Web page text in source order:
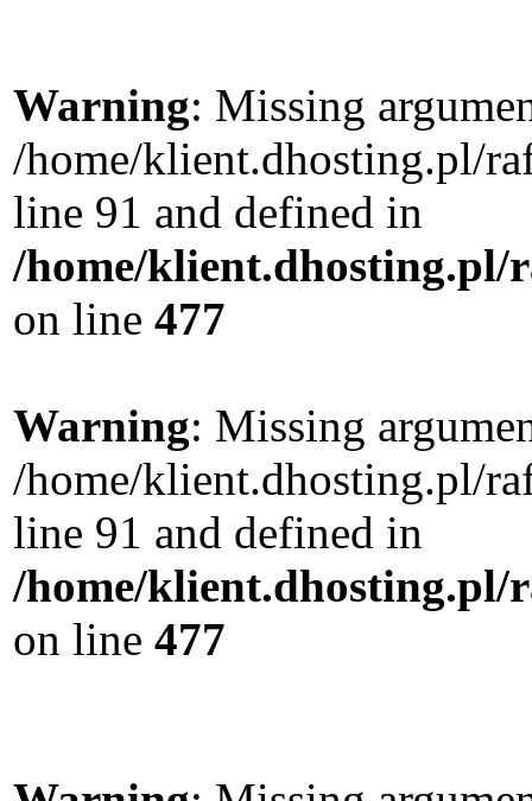
Warning: Missing
/home/klient.dhosting.pl/
line 91 and defined in
/home/klient.dhosting.pl/
on line 477
Warning: Missing
/home/klient.dhosting.pl/
line 91 and defined in
/home/klient.dhosting.pl/
on line 477